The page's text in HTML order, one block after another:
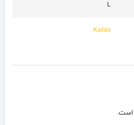
L
Kailas
است.